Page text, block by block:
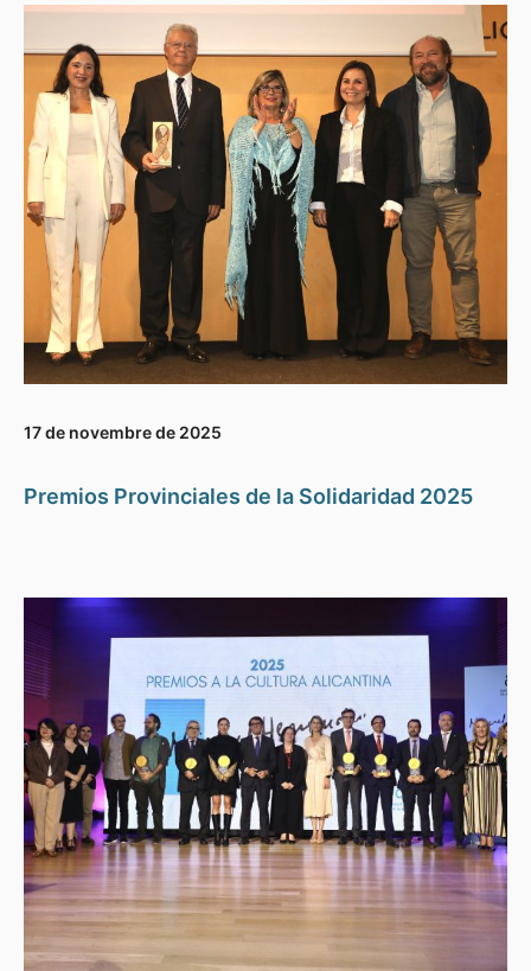
17 de novembre de 2025
Premios Provinciales de la Solidaridad 2025